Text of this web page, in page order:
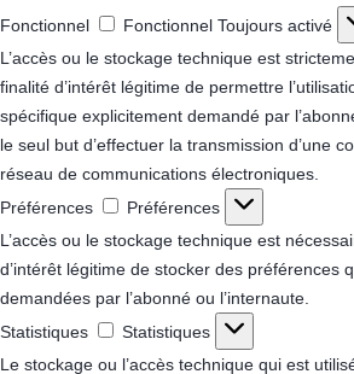
Fonctionnel
Fonctionnel Toujours activé
L’accès ou le stockage technique est
finalité d’intérêt légitime de permettre
spécifique explicitement demandé par
le seul but d’effectuer la transmission d’une
réseau de communications électroniques.
Préférences
Préférences
L’accès ou le stockage technique est
d’intérêt légitime de stocker des préférences
demandées par l’abonné ou l’internaute.
Statistiques
Statistiques
Le stockage ou l’accès technique qui est